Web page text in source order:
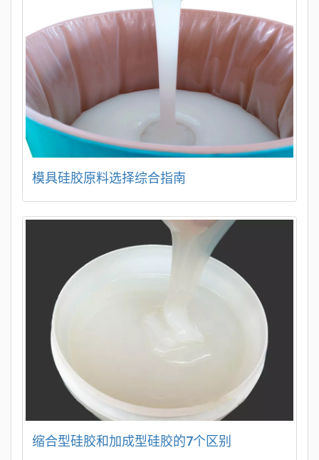
模具硅胶原料选择综合指南
缩合型硅胶和加成型硅胶的7个区别